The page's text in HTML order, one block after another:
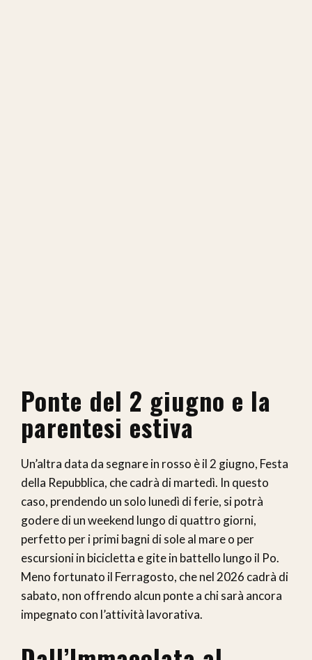
Ponte del 2 giugno e la
parentesi estiva
Un’altra data da segnare in rosso è il 2 giugno, Festa
della Repubblica, che cadrà di martedì. In questo
caso, prendendo un solo lunedì di ferie, si potrà
godere di un weekend lungo di quattro giorni,
perfetto per i primi bagni di sole al mare o per
escursioni in bicicletta e gite in battello lungo il Po.
Meno fortunato il Ferragosto, che nel 2026 cadrà di
sabato, non offrendo alcun ponte a chi sarà ancora
impegnato con l’attività lavorativa.